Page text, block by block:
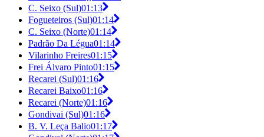
C. Seixo (Sul)01:13
Fogueteiros (Sul)01:14
C. Seixo (Norte)01:14
Padrão Da Légua01:14
Vilarinho Freires01:15
Frei Álvaro Pinto01:15
Recarei (Sul)01:16
Recarei Baixo01:16
Recarei (Norte)01:16
Gondivai (Sul)01:16
B. V. Leça Balio01:17